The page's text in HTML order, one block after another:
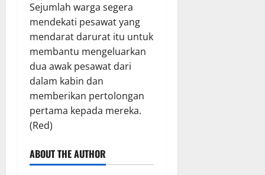
Sejumlah warga segera
mendekati pesawat yang
mendarat darurat itu untuk
membantu mengeluarkan
dua awak pesawat dari
dalam kabin dan
memberikan pertolongan
pertama kepada mereka.
(Red)
ABOUT THE AUTHOR